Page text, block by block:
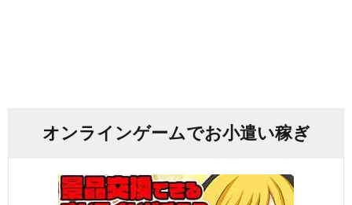
オンラインゲームでお小遣い稼ぎ